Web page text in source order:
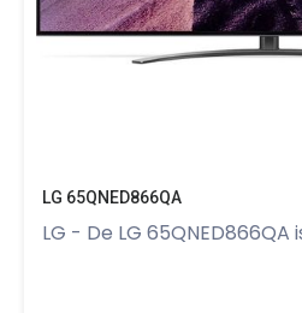
LG 65QNED866QA
LG - De LG